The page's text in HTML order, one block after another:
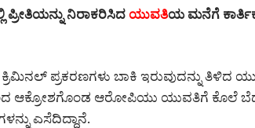
ನಿರಾಕರಿಸಿದ ಯುವತಿಯ ಮನೆಗೆ
ಪ್ರಕರಣಗಳು ಬಾಕಿ ಇರುವುದನ್ನು ತಿಳಿದ
ಆಕ್ರೋಶಗೊಂಡ ಆರೋಪಿಯು ಯುವತಿಗೆ ಕೊಲೆ
ಎಸೆದಿದ್ದಾನೆ.